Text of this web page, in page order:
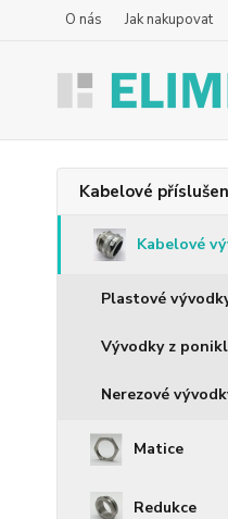
O nás Jak nakupovat
Kabelové
Kabelové
Plastové
Vývodky z
Nerezové
Matice
Redukce